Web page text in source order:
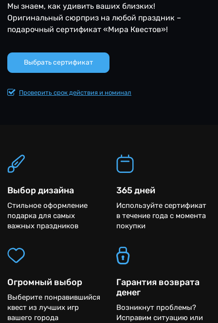
Мы знаем, как удивить ваших близких!
Оригинальный сюрприз на любой праздник –
подарочный сертификат «Мира Квестов»!
Выбрать сертификат
Проверить срок действия и номинал
Преимущества
Выбор дизайна
Стильное оформление
подарка для самых
важных праздников
365 дней
Используйте сертификат
в течение года с момента
покупки
Огромный выбор
Выберите понравившийся
квест из лучших игр
вашего города
Гарантия возврата
денег
Возникнут проблемы?
Исправим ситуацию или